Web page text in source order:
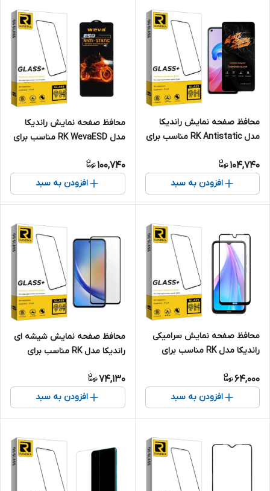
محافظ صفحه نمایش راندیکا
مدل RK Antistatic مناسب برای
104,740
افزودن به سبد
محافظ صفحه نمایش راندیکا
مدل RK WevaESD مناسب برای
A33 5G
100,740
افزودن به سبد
محافظ صفحه نمایش سرامیکی
راندیکا مدل RK مناسب برای
Note 8T
64,000
افزودن به سبد
محافظ صفحه نمایش شیشه ای
راندیکا مدل RK مناسب برای
A35/A55
74,130
افزودن به سبد